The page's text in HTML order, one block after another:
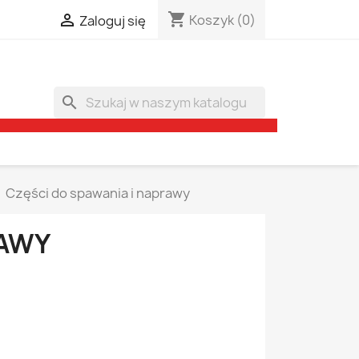
 Zaloguj się shopping_cart Koszyk (0)
search
Części do spawania i naprawy